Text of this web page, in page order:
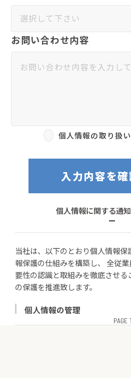
お問い合わせ内容
個人情報の取り扱
入力内容を確
個人情報に関する通
当社は、以下のとおり個人情報
報保護の仕組みを構築し、 全従
要性の認識と取組みを徹底させる
の保護を推進致します。
個人情報の管理
当社は、お客さまの個人情報
PAGE